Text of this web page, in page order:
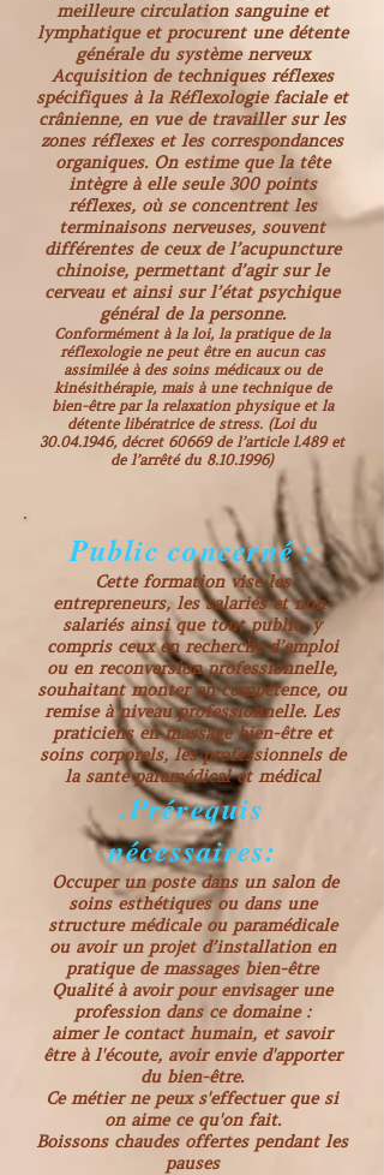
meilleure circulation sanguine et
lymphatique et procurent une détente
générale du système nerveux
Acquisition de techniques réflexes
spécifiques à la Réflexologie faciale et
crânienne, en vue de travailler sur les
zones réflexes et les correspondances
organiques. On estime que la tête
intègre à elle seule 300 points
réflexes, où se concentrent les
terminaisons nerveuses, souvent
différentes de ceux de l’acupuncture
chinoise, permettant d’agir sur le
cerveau et ainsi sur l’état psychique
général de la personne.
Conformément à la loi, la pratique de la
réflexologie ne peut être en aucun cas
assimilée à des soins médicaux ou de
kinésithérapie, mais à une technique de
bien-être par la relaxation physique et la
détente libératrice de stress. (Loi du
30.04.1946, décret 60669 de l’article l.489 et
de l’arrêté du 8.10.1996)
Public concerné :
Cette formation vise les
entrepreneurs, les salariés et non-
salariés ainsi que tout public, y
compris ceux en recherche d’emploi
ou en reconversion professionnelle,
souhaitant monter en compétence, ou
remise à niveau professionnelle. Les
praticiens en massage bien-être et
soins corporels, les professionnels de
la santé paramédical et médical
.Prérequis
nécessaires:
Occuper un poste dans un salon de
soins esthétiques ou dans une
structure médicale ou paramédicale
ou avoir un projet d’installation en
pratique de massages bien-être
Qualité à avoir pour envisager une
profession dans ce domaine :
aimer le contact humain, et savoir
être à l'écoute, avoir envie d'apporter
du bien-être.
Ce métier ne peux s'effectuer que si
on aime ce qu'on fait.
Boissons chaudes offertes pendant les
pauses